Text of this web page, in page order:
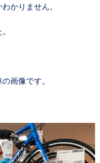
かりません。
画像です。